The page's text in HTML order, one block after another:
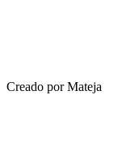
Creado por Mateja